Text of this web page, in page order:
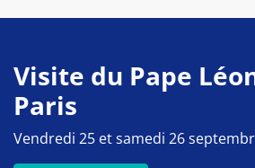
Visite du Pape
Paris
Vendredi 25 et samedi 26